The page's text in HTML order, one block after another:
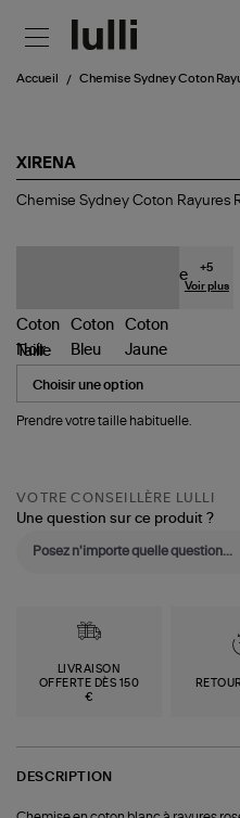
Accueil Chemise Sydney Coton
XIRENA
Chemise
Chemise Sydney Coton Rayures
+5
Voir plus
Taille
Prendre votre taille habituelle.
VOTRE CONSEILLÈRE LULLI
Une question sur ce produit ?
LIVRAISON
OFFERTE DÈS 150
€
DESCRIPTION